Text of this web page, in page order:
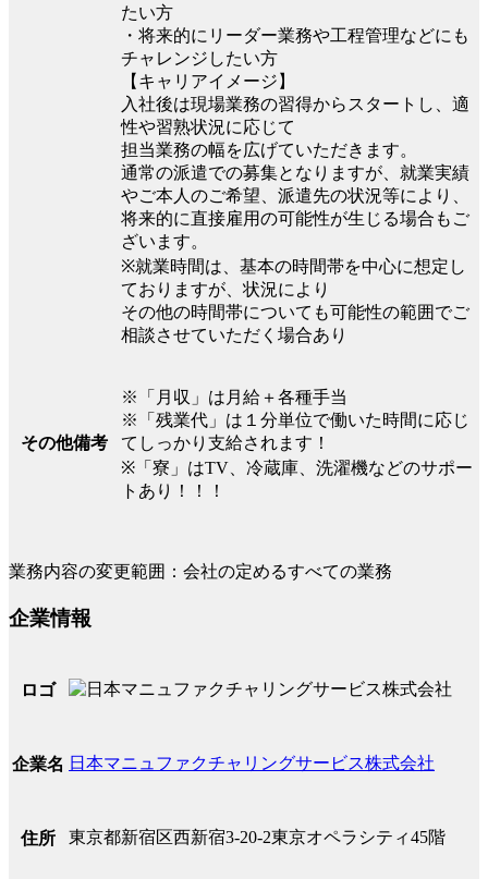
たい方
・将来的にリーダー業務や工程管理などにも
チャレンジしたい方
【キャリアイメージ】
入社後は現場業務の習得からスタートし、適
性や習熟状況に応じて
担当業務の幅を広げていただきます。
通常の派遣での募集となりますが、就業実績
やご本人のご希望、派遣先の状況等により、
将来的に直接雇用の可能性が生じる場合もご
ざいます。
※就業時間は、基本の時間帯を中心に想定し
ておりますが、状況により
その他の時間帯についても可能性の範囲でご
相談させていただく場合あり
その他備考
※「月収」は月給＋各種手当
※「残業代」は１分単位で働いた時間に応じ
てしっかり支給されます！
※「寮」はTV、冷蔵庫、洗濯機などのサポー
トあり！！！
業務内容の変更範囲：会社の定めるすべての業務
企業情報
ロゴ
企業名 日本マニュファクチャリングサービス株式会社
住所 東京都新宿区西新宿3-20-2東京オペラシティ45階